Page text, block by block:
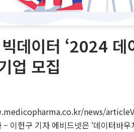
데이터 ‘2024 데
업 모집
news/
이헌구 기자 에비드넷은 ‘데이터바우